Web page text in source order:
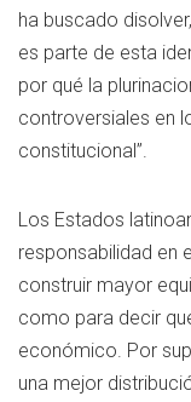
ha buscado
es parte de esta
por qué la
controversiales en
constitucional”.
Los Estados
responsabilidad en
construir mayor
como para decir
económico. Por
una mejor